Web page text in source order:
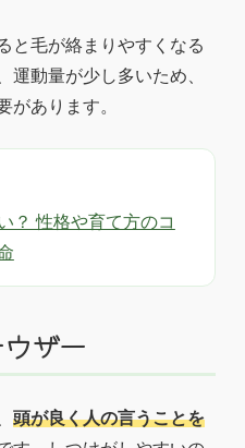
と毛が絡まりやすくなる
運動量が少し多いため、
があります。
？ 性格や育て方のコ
ザー
頭が良く人の言うことを